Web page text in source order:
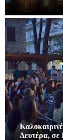
Δευτέρα,